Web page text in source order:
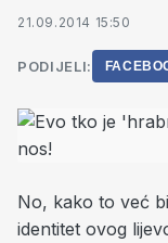
21.09.2014 15:50
PODIJELI:
No, kako to već
identitet ovog